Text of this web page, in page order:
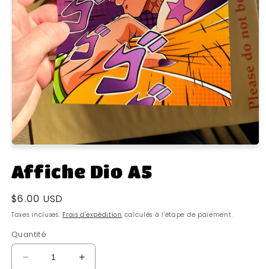
Affiche Dio A5
Prix
habituel
$6.00 USD
Taxes incluses. Frais d'expédition calculés à l'étape de paiement.
Quantité
Réduire
Augmenter